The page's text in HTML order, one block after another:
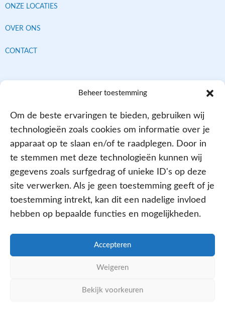
Beheer toestemming
Om de beste ervaringen te bieden, gebruiken wij
technologieën zoals cookies om informatie over je
apparaat op te slaan en/of te raadplegen. Door in
te stemmen met deze technologieën kunnen wij
gegevens zoals surfgedrag of unieke ID's op deze
site verwerken. Als je geen toestemming geeft of je
toestemming intrekt, kan dit een nadelige invloed
hebben op bepaalde functies en mogelijkheden.
Accepteren
Weigeren
Bekijk voorkeuren
ONZE LOCATIES
OVER ONS
CONTACT
Contracten met alle verzekeraars
Aangesloten bij
PRIVACY- EN COOKIE POLICY
WE ZIJN ONLINE